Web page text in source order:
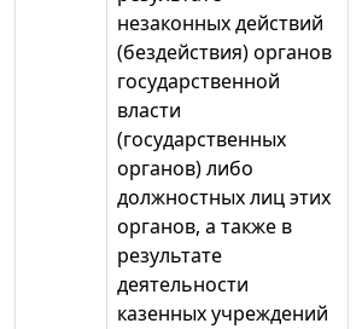
незаконных действий
(бездействия) органов
государственной
власти
(государственных
органов) либо
должностных лиц этих
органов, а также в
результате
деятельности
казенных учреждений